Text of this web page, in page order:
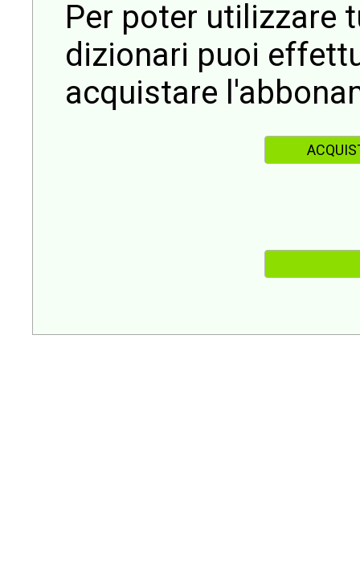
Per poter utilizzare
dizionari puoi
acquistare